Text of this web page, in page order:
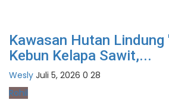
Kawasan Hutan
Kebun Kelapa Sawit,...
Wesly Juli 5, 2026 0 28
Rohil